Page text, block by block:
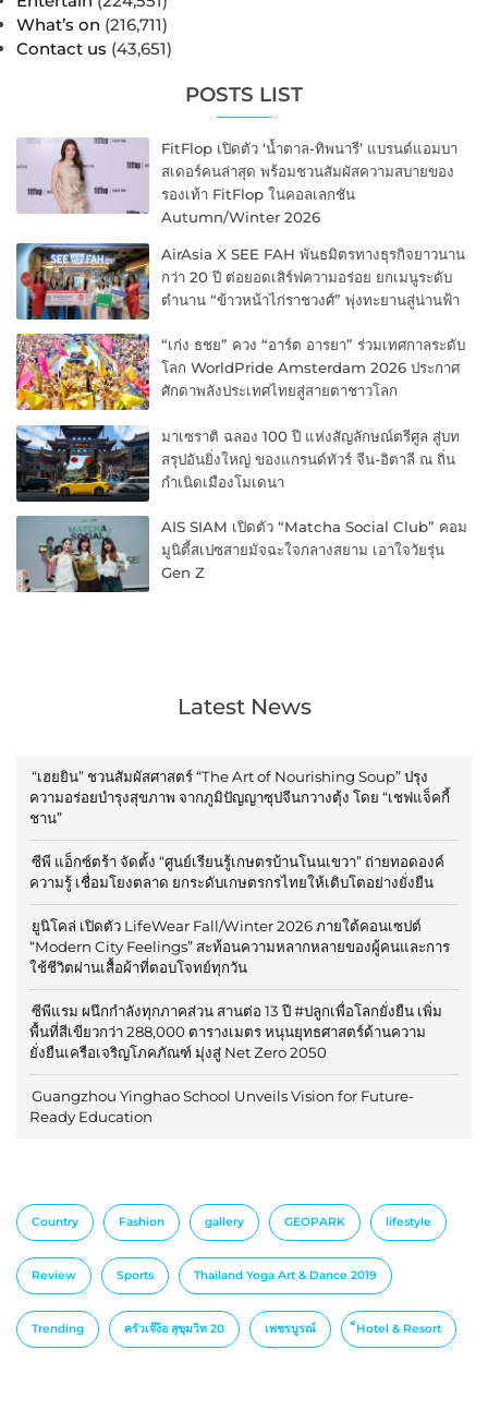
What’s on (216,711)
Contact us (43,651)
POSTS LIST
FitFlop เปิดตัว ‘น้ำตาล-ทิพนารี’ แบรนด์แอมบา
สเดอร์คนล่าสุด พร้อมชวนสัมผัสความสบายของ
รองเท้า FitFlop ในคอลเลกชัน
Autumn/Winter 2026
AirAsia X SEE FAH พันธมิตรทางธุรกิจยาวนาน
กว่า 20 ปี ต่อยอดเสิร์ฟความอร่อย ยกเมนูระดับ
ตำนาน “ข้าวหน้าไก่ราชวงศ์” พุ่งทะยานสู่น่านฟ้า
“เก่ง ธชย” ควง “อาร์ต อารยา” ร่วมเทศกาลระดับ
โลก WorldPride Amsterdam 2026 ประกาศ
ศักดาพลังประเทศไทยสู่สายตาชาวโลก
มาเซราติ ฉลอง 100 ปี แห่งสัญลักษณ์ตรีศูล สู่บท
สรุปอันยิ่งใหญ่ ของแกรนด์ทัวร์ จีน-อิตาลี ณ ถิ่น
กำเนิดเมืองโมเดนา
AIS SIAM เปิดตัว “Matcha Social Club” คอม
มูนิตี้สเปซสายมัจฉะใจกลางสยาม เอาใจวัยรุ่น
Gen Z
Latest News
“เฮยยิน” ชวนสัมผัสศาสตร์ “The Art of Nourishing Soup” ปรุง
ความอร่อยบำรุงสุขภาพ จากภูมิปัญญาซุปจีนกวางตุ้ง โดย “เชฟแจ็คกี้
ชาน”
ซีพี แอ็กซ์ตร้า จัดตั้ง “ศูนย์เรียนรู้เกษตรบ้านโนนเขวา” ถ่ายทอดองค์
ความรู้ เชื่อมโยงตลาด ยกระดับเกษตรกรไทยให้เติบโตอย่างยั่งยืน
ยูนิโคล่ เปิดตัว LifeWear Fall/Winter 2026 ภายใต้คอนเซปต์
“Modern City Feelings” สะท้อนความหลากหลายของผู้คนและการ
ใช้ชีวิตผ่านเสื้อผ้าที่ตอบโจทย์ทุกวัน
ซีพีแรม ผนึกกำลังทุกภาคส่วน สานต่อ 13 ปี #ปลูกเพื่อโลกยั่งยืน เพิ่ม
พื้นที่สีเขียวกว่า 288,000 ตารางเมตร หนุนยุทธศาสตร์ด้านความ
ยั่งยืนเครือเจริญโภคภัณฑ์ มุ่งสู่ Net Zero 2050
Guangzhou Yinghao School Unveils Vision for Future-
Ready Education
Country Fashion gallery GEOPARK lifestyle
Review Sports Thailand Yoga Art & Dance 2019
Trending ครัวเจ๊ง้อ สุขุมวิท 20 เพชรบูรณ์ ็Hotel & Resort